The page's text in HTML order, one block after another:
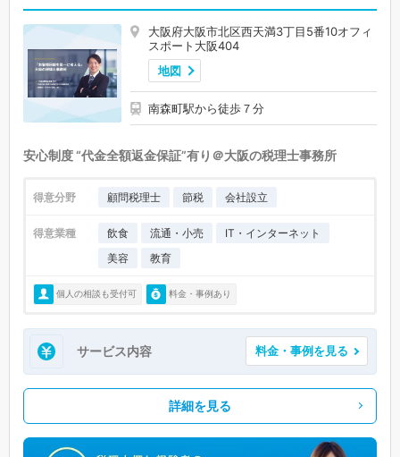
大阪府大阪市北区西天満3丁目5番10オフィ
スポート大阪404
地図
南森町駅から徒歩７分
安心制度 “代金全額返金保証”有り＠大阪の税理士事務所
得意分野 顧問税理士 節税 会社設立
得意業種 飲食 流通・小売
IT・インターネット
美容
教育
個人の相談も受付可 料金・事例あり
サービス内容 料金・事例を見る
詳細を見る